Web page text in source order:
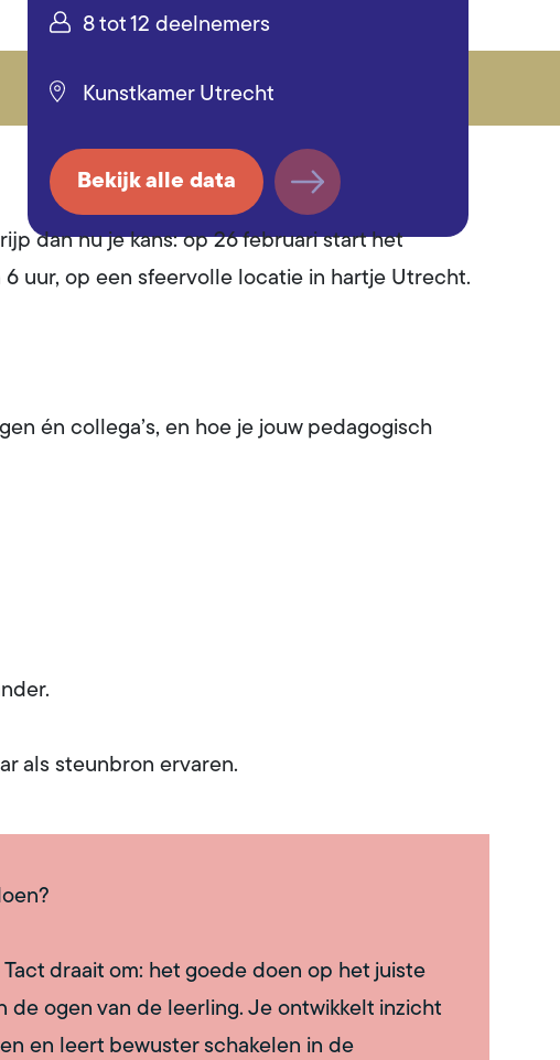
8 tot 12 deelnemers
Kunstkamer Utrecht
Bekijk alle data
dan nu je kans: op 26 februari start het
uur, op een sfeervolle locatie in hartje Utrecht.
én collega’s, en hoe je jouw pedagogisch
als steunbron ervaren.
draait om: het goede doen op het juiste
de ogen van de leerling. Je ontwikkelt inzicht
en leert bewuster schakelen in de